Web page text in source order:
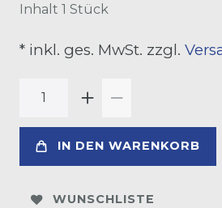
Inhalt 1 Stück
* inkl. ges. MwSt. zzgl.
IN DEN WARENKORB
WUNSCHLISTE